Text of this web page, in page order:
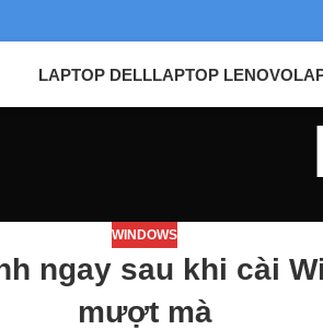
LAPTOP DELLLAPTOP LENOVO
WINDOWS
ngay sau khi cài
mượt mà